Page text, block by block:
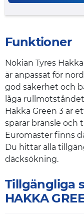
Funktioner
Nokian Tyres
är anpassat för
god säkerhet och
låga
Hakka Green 3 är
sparar bränsle och
Euromaster finns
Du hittar alla
däcksökning.
Tillgängliga
HAKKA